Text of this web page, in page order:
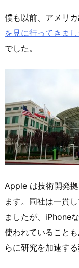
僕も以前、アメリ
を見に行ってきまし
でした。
Apple は技術開発
ます。同社は一貫
ましたが、iPhone
使われていること
らに研究を加速す